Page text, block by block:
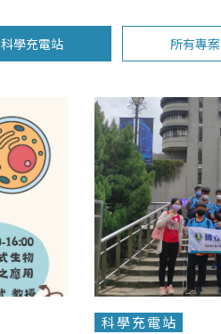
科學充電站 所有專案
科學充電站